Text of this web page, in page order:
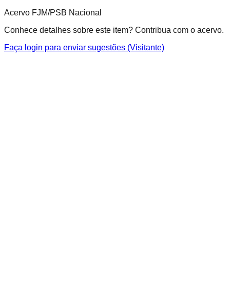
Acervo FJM/PSB Nacional
Conhece detalhes sobre este item? Contribua com o acervo.
Faça login para enviar sugestões (Visitante)